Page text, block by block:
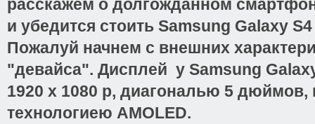
расскажем о долгожданном
и убедится стоить Samsung Galaxy S4
Пожалуй начнем с внешних
"девайса". Дисплей у Samsung
1920 x 1080 р, диагональю 5
технологиею AMOLED.